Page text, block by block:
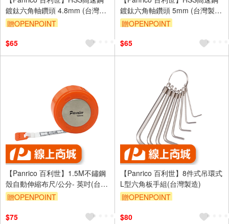
鍍鈦六角軸鑽頭 4.8mm (台灣製
造)
贈OPENPOINT
$65
鍍鈦六角軸鑽頭 5mm (台灣製
造)
贈OPENPOINT
$65
【Panrico 百利世】1.5M不鏽鋼
殼自動伸縮布尺/公分- 英吋(台灣
製造 皮尺 軟尺 量尺)
贈OPENPOINT
$75
【Panrico 百利世】8件式吊環式
L型六角板手組(台灣製造)
贈OPENPOINT
$80